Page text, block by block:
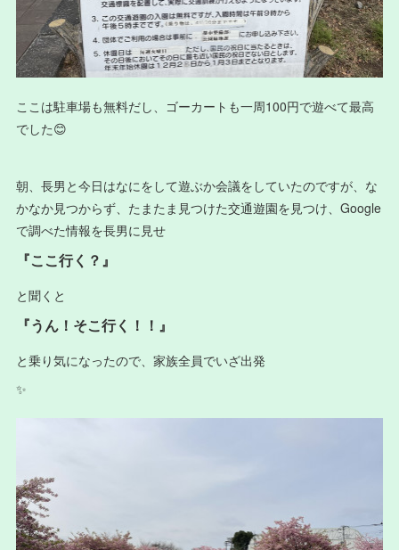
ここは駐車場も無料だし、ゴーカートも一周100円で遊べて最高
でした😊
朝、長男と今日はなにをして遊ぶか会議をしていたのですが、な
かなか見つからず、たまたま見つけた交通遊園を見つけ、Google
で調べた情報を長男に見せ
『ここ行く？』
と聞くと
『うん！そこ行く！！』
と乗り気になったので、家族全員でいざ出発
✨